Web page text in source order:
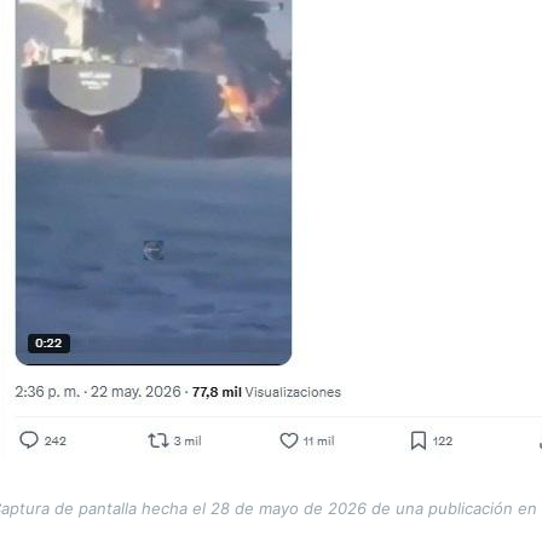
de pantalla hecha el 28 de mayo de 2026 de una publicación en